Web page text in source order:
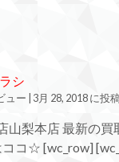
シ
ュー 3月 28, 2018 に投
山梨本店 最新の買
コ☆ [wc_row]